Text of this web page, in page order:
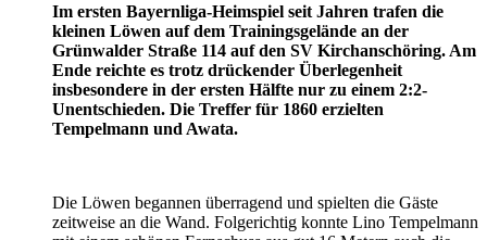
Im ersten Bayernliga-Heimspiel seit Jahren trafen die
kleinen Löwen auf dem Trainingsgelände an der
Grünwalder Straße 114 auf den SV Kirchanschöring. Am
Ende reichte es trotz drückender Überlegenheit
insbesondere in der ersten Hälfte nur zu einem 2:2-
Unentschieden. Die Treffer für 1860 erzielten
Tempelmann und Awata.
Die Löwen begannen überragend und spielten die Gäste
zeitweise an die Wand. Folgerichtig konnte Lino Tempelmann